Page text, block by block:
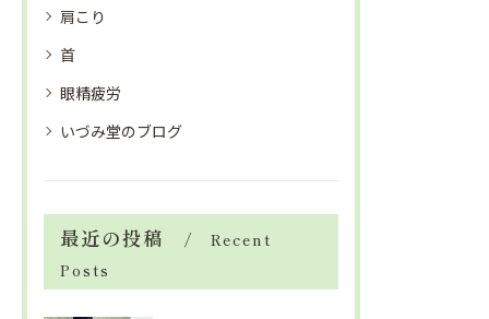
肩こり
首
眼精疲労
いづみ堂のブログ
最近の投稿
Recent
Posts